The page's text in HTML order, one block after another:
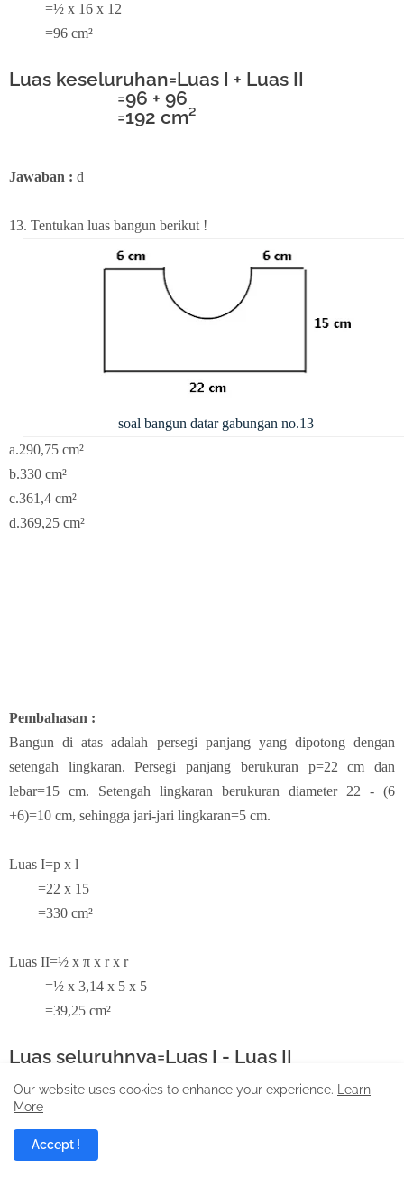
=½ x 16 x 12
=96 cm²
Luas keseluruhan=Luas I + Luas II
=96 + 96
=192 cm²
Jawaban : d
13. Tentukan luas bangun berikut !
soal bangun datar gabungan no.13
a.290,75 cm²
b.330 cm²
c.361,4 cm²
d.369,25 cm²
Pembahasan :
Bangun di atas adalah persegi panjang yang dipotong dengan
setengah lingkaran. Persegi panjang berukuran p=22 cm dan
lebar=15 cm. Setengah lingkaran berukuran diameter 22 - (6
+6)=10 cm, sehingga jari-jari lingkaran=5 cm.
Luas I=p x l
=22 x 15
=330 cm²
Luas II=½ x π x r x r
=½ x 3,14 x 5 x 5
=39,25 cm²
Luas seluruhnya=Luas I - Luas II
=290,75 cm²
Jawaban : a
Our website uses cookies to enhance your experience.
Learn
More
Accept !